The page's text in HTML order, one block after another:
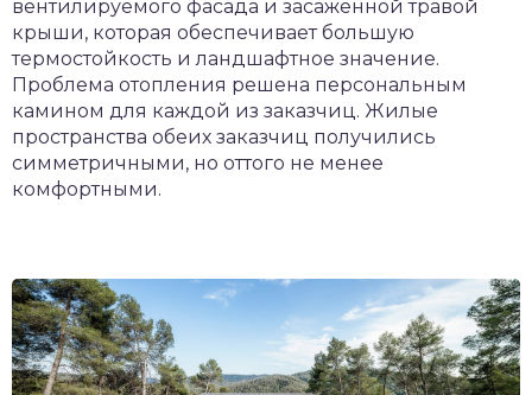
вентилируемого фасада и засаженной травой
крыши, которая обеспечивает большую
термостойкость и ландшафтное значение.
Проблема отопления решена персональным
камином для каждой из заказчиц. Жилые
пространства обеих заказчиц получились
симметричными, но оттого не менее
комфортными.